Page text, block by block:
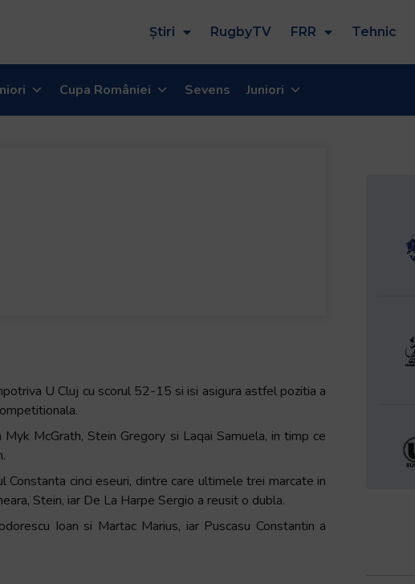
Știri RugbyTV FRR Tehnic
Cupa României Sevens Juniori
U Cluj cu scorul 52-15 si isi asigura astfel pozitia a
McGrath, Stein Gregory si Laqai Samuela, in timp ce
cinci eseuri, dintre care ultimele trei marcate in
Stein, iar De La Harpe Sergio a reusit o dubla.
Ioan si Martac Marius, iar Puscasu Constantin a